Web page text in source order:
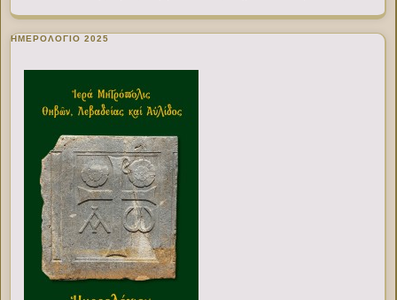
ΗΜΕΡΟΛΟΓΙΟ 2025